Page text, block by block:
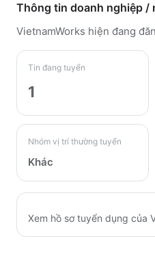
Thông tin doanh nghiệp /
VietnamWorks hiện đang
Tin đang tuyển
1
Nhóm vị trí thường tuyển
Khác
Xem hồ sơ tuyển dụng của